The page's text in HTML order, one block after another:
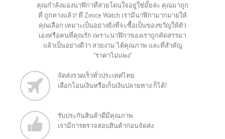
คุณกำลังมองนาฬิกาที่สวยโดนใจอยู่ใช่มั้ยล่ะ คุณมาถูก
ที่ ถูกทางแล้ว! ที่ Zinice Watch เรามีนาฬิกามากมายให้
คุณเลือก เหมาะเป็นอย่างยิ่งที่จะซื้อเป็นของขวัญให้ตัว
เองหรือคนที่คุณรัก เพราะนาฬิกาของเราถูกคัดสรรมา
แล้วเป็นอย่างดีว่า สวยงาม ได้คุณภาพ และที่สำคัญ
"ราคาไม่แพง"
จัดส่งรวดเร็วทั่วประเทศไทย
เลือกโอนเงินหรือเก็บเงินปลายทาง ก็ได้!
รับประกันสินค้าดีมีคุณภาพ
เรามีการตรวจสอบสินค้าก่อนจัดส่ง